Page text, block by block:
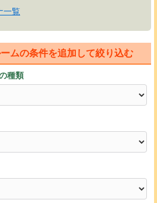
一覧
ムの条件を追加して絞り込む
種類